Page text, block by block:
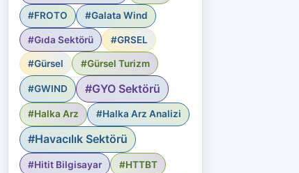
#FROTO #Galata Wind
#Gıda Sektörü #GRSEL
#Gürsel #Gürsel Turizm
#GWIND #GYO Sektörü
#Halka Arz #Halka Arz Analizi
#Havacılık Sektörü
#Hitit Bilgisayar #HTTBT